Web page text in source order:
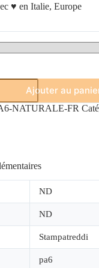
♥ en Italie, Europe
Ajouter au
NATURALE-FR
ND
ND
Stampatreddi
pa6